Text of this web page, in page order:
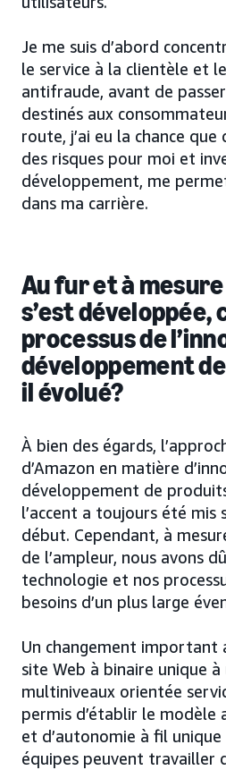
Je me suis d’abord
le service à la clientèle et
antifraude, avant de
destinés aux
route, j’ai eu la chance
des risques pour moi et
développement, me
dans ma carrière.
Au fur et à mesure
s’est développée,
processus de
développement
il évolué?
À bien des égards,
d’Amazon en matière
développement de
l’accent a toujours été mis
début. Cependant, à
de l’ampleur, nous avons
technologie et nos
besoins d’un plus large
Un changement important
site Web à binaire unique
multiniveaux orientée
permis d’établir le
et d’autonomie à fil unique
équipes peuvent travailler